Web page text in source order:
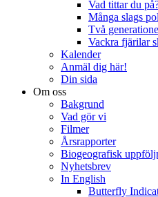
Vad tittar du
Många slags
Två
Vackra fjärilar
Kalender
Anmäl dig här!
Din sida
Om oss
Bakgrund
Vad gör vi
Filmer
Årsrapporter
Biogeografisk
Nyhetsbrev
In English
Butterfly